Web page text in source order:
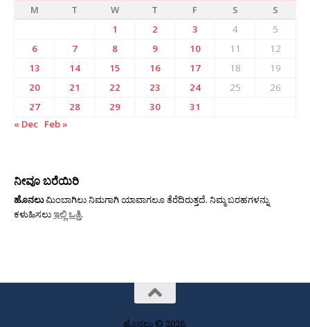
M
T W T F S
S
1
2 3 4
5
6
7 8 9 10 11
12
13
14 15 16 17 18
19
20
21 22 23 24 25
26
27
28 29 30
31
« Dec Feb »
ನೀವೂ ಬರೆಯಿರಿ
ಹೊನಲುಮಿಂಬಾಗಿಲು ನಿಮಗಾಗಿ ಯಾವಾಗಲೂ ತೆರೆದಿರುತ್ತದೆ. ನಿಮ್ಮ ಬರಹಗಳನ್ನು
ಕಳುಹಿಸಲುಇಲ್ಲಿ ಒತ್ತಿ.
ಹೊನಲು © 2026.